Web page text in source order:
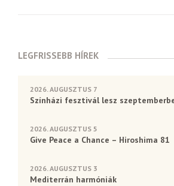
LEGFRISSEBB HÍREK
2026. AUGUSZTUS 7
Színházi fesztivál lesz
2026. AUGUSZTUS 5
Give Peace a Chance – Hiroshima 81
2026. AUGUSZTUS 3
Mediterrán harmóniák